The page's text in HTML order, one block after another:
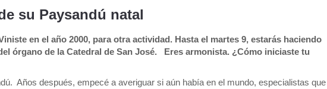
su Paysandú natal
en el año 2000, para otra actividad. Hasta el martes 9, estarás haciendo
órgano de la Catedral de San José. Eres armonista. ¿Cómo iniciaste tu
Años después, empecé a averiguar si aún había en el mundo, especialistas que